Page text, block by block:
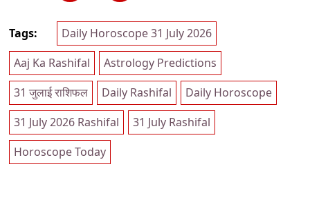
Tags:
Daily Horoscope 31 July 2026
Aaj Ka Rashifal
Astrology Predictions
31 जुलाई राशिफल
Daily Rashifal
Daily Horoscope
31 July 2026 Rashifal
31 July Rashifal
Horoscope Today